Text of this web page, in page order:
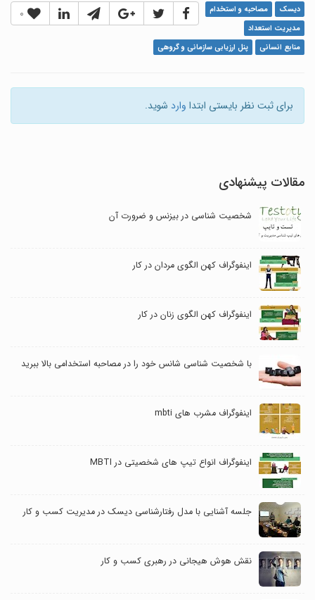
0 دیسک
مصاحبه و استخدام
مدیریت استعداد
منابع انسانی
پنل ارزیابی سازمانی و گروهی
برای ثبت نظر بایستی ابتدا وارد شوید.
مقالات پیشنهادی
شخصیت شناسی در بیزنس و ضرورت آن
اینفوگراف کهن الگوی مردان در کار
اینفوگراف کهن الگوی زنان در کار
با شخصیت شناسی شانس خود را در مصاحبه استخدامی بالا ببرید
اینفوگراف مشرب های mbti
اینفوگراف انواع تیپ های شخصیتی در MBTI
جلسه آشنایی با مدل رفتارشناسی دیسک در مدیریت کسب و کار
نقش هوش هیجانی در رهبری کسب و کار